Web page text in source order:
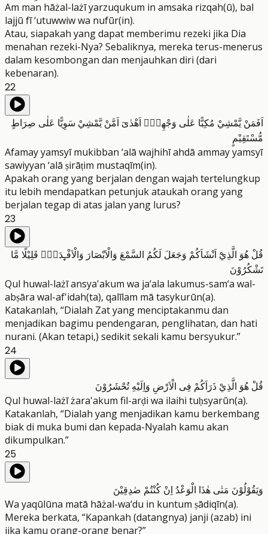
Am man hāżal-lażī yarzuqukum in amsaka rizqah(ū), bal
lajjū fī ‘utuwwiw wa nufūr(in).
Atau, siapakah yang dapat memberimu rezeki jika Dia
menahan rezeki-Nya? Sebaliknya, mereka terus-menerus
dalam kesombongan dan menjauhkan diri (dari
kebenaran).
22
اَفَمَنْ يَّمْشِيْ مُكِبًّا عَلٰى وَجْهِهٖٓ اَهْدٰىٓ اَمَّنْ يَّمْشِيْ سَوِيًّا عَلٰى صِرَاطٍ
مُّسْتَقِيْمٍ
Afamay yamsyī mukibban ‘alā wajhihī ahdā ammay yamsyī
sawiyyan ‘alā ṣirāṭim mustaqīm(in).
Apakah orang yang berjalan dengan wajah tertelungkup
itu lebih mendapatkan petunjuk ataukah orang yang
berjalan tegap di atas jalan yang lurus?
23
قُلْ هُوَ الَّذِيْٓ اَنْشَاَكُمْ وَجَعَلَ لَكُمُ السَّمْعَ وَالْاَبْصَارَ وَالْاَفْـِٕدَةَۗ قَلِيْلًا مَّا
تَشْكُرُوْنَ
Qul huwal-lażī ansya'akum wa ja‘ala lakumus-sam‘a wal-
abṣāra wal-af'idah(ta), qalīlam mā tasykurūn(a).
Katakanlah, “Dialah Zat yang menciptakanmu dan
menjadikan bagimu pendengaran, penglihatan, dan hati
nurani. (Akan tetapi,) sedikit sekali kamu bersyukur.”
24
قُلْ هُوَ الَّذِيْ ذَرَاَكُمْ فِى الْاَرْضِ وَاِلَيْهِ تُحْشَرُوْنَ
Qul huwal-lażī żara'akum fil-arḍi wa ilaihi tuḥsyarūn(a).
Katakanlah, “Dialah yang menjadikan kamu berkembang
biak di muka bumi dan kepada-Nyalah kamu akan
dikumpulkan.”
25
وَيَقُوْلُوْنَ مَتٰى هٰذَا الْوَعْدُ اِنْ كُنْتُمْ صٰدِقِيْنَ
Wa yaqūlūna matā hāżal-wa‘du in kuntum ṣādiqīn(a).
Mereka berkata, “Kapankah (datangnya) janji (azab) ini
jika kamu orang-orang benar?”